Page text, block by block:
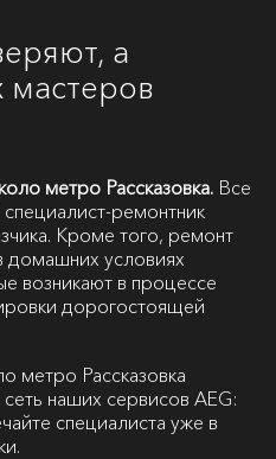
а
мастеров
метро Рассказовка. Все
ремонтник
Кроме того, ремонт
условиях
возникают в процессе
дорогостоящей
метро Рассказовка
наших сервисов AEG:
специалиста уже в